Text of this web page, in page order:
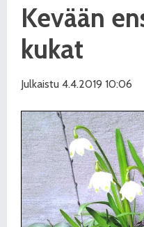
Kevään
kukat
Julkaistu 4.4.2019 10:06